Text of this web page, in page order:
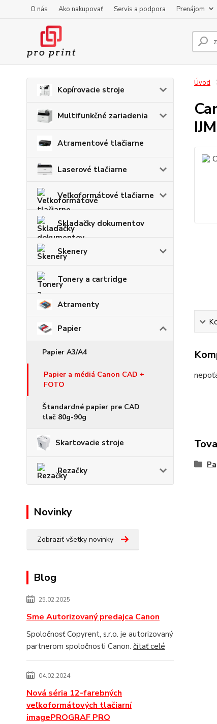
O nás Ako nakupovať Servis a podpora Prenájom
Kopírovacie stroje
Multifunkčné zariadenia
Atramentové tlačiarne
Laserové tlačiarne
Veľkoformátové tlačiarne
Skladačky dokumentov
Skenery
Tonery a cartridge
Atramenty
Papier
Papier A3/A4
Papier a médiá Canon CAD +
FOTO
Štandardné papier pre CAD
tlač 80g-90g
Skartovacie stroje
Rezačky
Novinky
Zobraziť všetky novinky
Blog
25.02.2025
Sme Autorizovaný predajca Canon
Spoločnosť Copyrent, s.r.o. je autorizovaný
partnerom spoločnosti Canon. čítať celé
04.02.2024
Nová séria 12-farebných
veľkoformátových tlačiarní
imagePROGRAF PRO
Úvod